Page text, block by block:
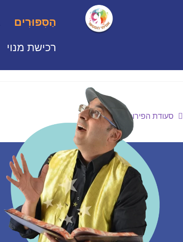
הַסִּפּוּרִים
רכישת מנוי
סעודת הפירות